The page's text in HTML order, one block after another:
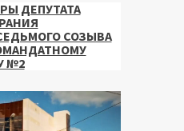
ДЕПУТАТА
СОЗЫВА
№2